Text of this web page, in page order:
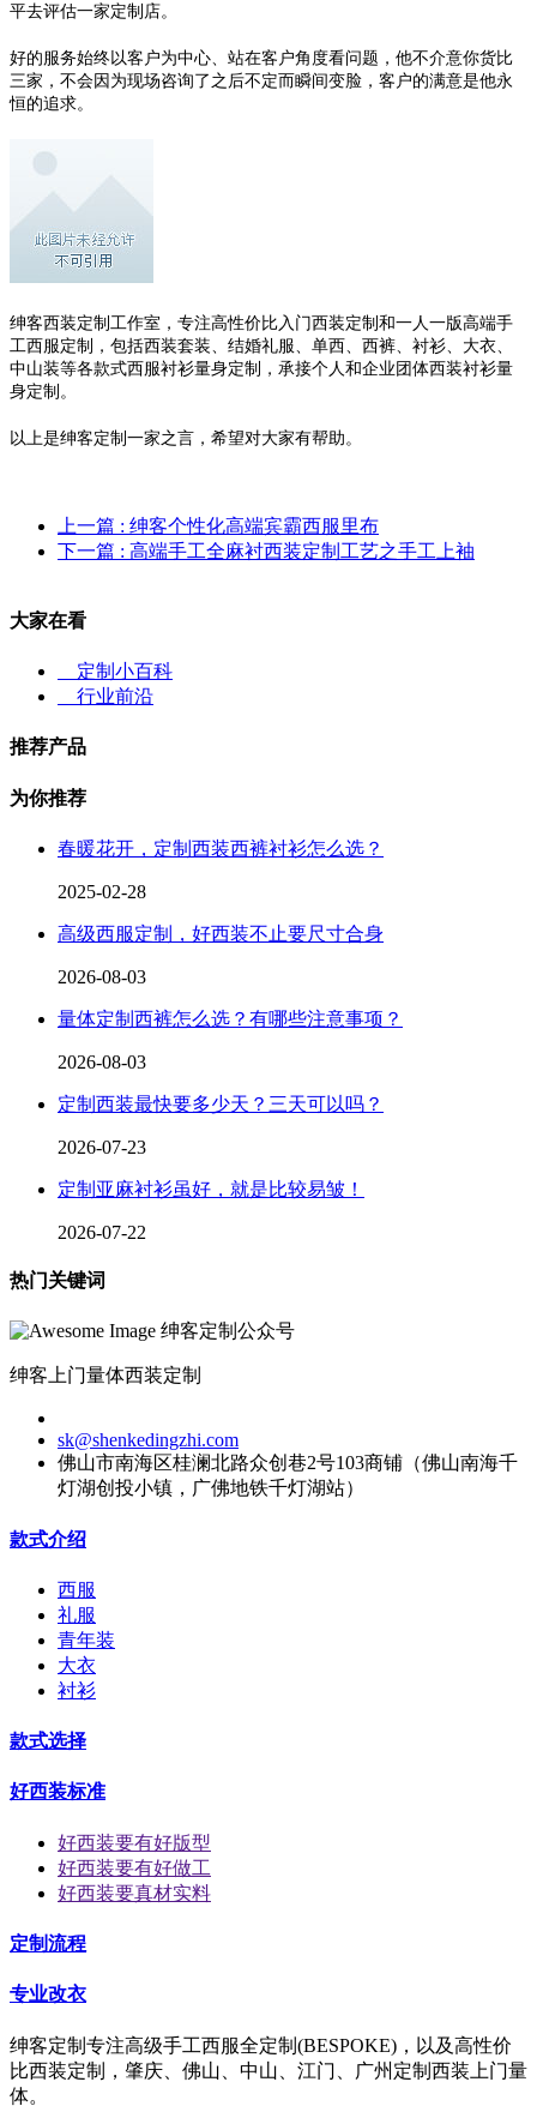
平去评估一家定制店。
好的服务始终以客户为中心、站在客户角度看问题，他不介意你货比
三家，不会因为现场咨询了之后不定而瞬间变脸，客户的满意是他永
恒的追求。
绅客西装定制工作室，专注高性价比入门西装定制和一人一版高端手
工西服定制，包括西装套装、结婚礼服、单西、西裤、衬衫、大衣、
中山装等各款式西服衬衫量身定制，承接个人和企业团体西装衬衫量
身定制。
以上是绅客定制一家之言，希望对大家有帮助。
上一篇 : 绅客个性化高端宾霸西服里布
下一篇 : 高端手工全麻衬西装定制工艺之手工上袖
大家在看
定制小百科
行业前沿
推荐产品
为你推荐
春暖花开，定制西装西裤衬衫怎么选？
2025-02-28
高级西服定制，好西装不止要尺寸合身
2026-08-03
量体定制西裤怎么选？有哪些注意事项？
2026-08-03
定制西装最快要多少天？三天可以吗？
2026-07-23
定制亚麻衬衫虽好，就是比较易皱！
2026-07-22
热门关键词
绅客定制公众号
绅客上门量体西装定制
sk@shenkedingzhi.com
佛山市南海区桂澜北路众创巷2号103商铺（佛山南海千
灯湖创投小镇，广佛地铁千灯湖站）
款式介绍
西服
礼服
青年装
大衣
衬衫
款式选择
好西装标准
好西装要有好版型
好西装要有好做工
好西装要真材实料
定制流程
专业改衣
绅客定制专注高级手工西服全定制(BESPOKE)，以及高性价
比西装定制，肇庆、佛山、中山、江门、广州定制西装上门量
体。